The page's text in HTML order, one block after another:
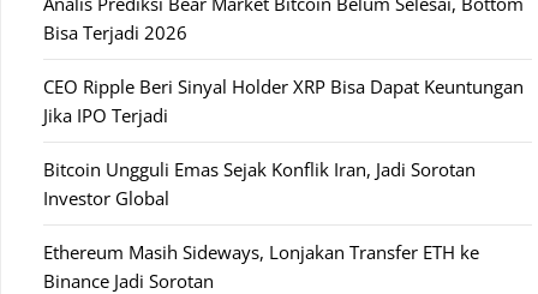
Bisa Terjadi 2026
CEO Ripple Beri Sinyal Holder XRP Bisa Dapat Keuntungan
Jika IPO Terjadi
Bitcoin Ungguli Emas Sejak Konflik Iran, Jadi Sorotan
Investor Global
Ethereum Masih Sideways, Lonjakan Transfer ETH ke
Binance Jadi Sorotan